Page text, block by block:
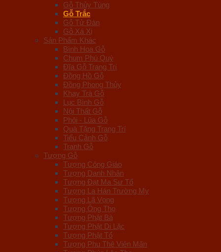
Gỗ Thủy Tùng
Gỗ Trắc
Gỗ Tử Đàn
Gỗ Xá Xị
Sản Phẩm Khác
Bình Hoa Gỗ
Chum Phú Quý
Đĩa Gỗ Trang Trí
Đồng Hồ Gỗ
Đồng Phong Thủy
Khay Trà Gỗ
Lục Bình Gỗ
Nội Thất Gỗ
Phôi - Lũa Gỗ
Quà Tặng Trang Trí
Tiểu Cảnh Gỗ
Tranh Gỗ
Tượng Gỗ
Tượng Công Giáo
Tượng Danh Nhân
Tượng Đạt Ma Sư Tổ
Tượng La Hán Trường My
Tượng Lã Vọng
Tượng Ông Thọ
Tượng Phật Bà
Tượng Phật Di Lặc
Tượng Phật Tổ
Tượng Phu Thê Viên Mãn